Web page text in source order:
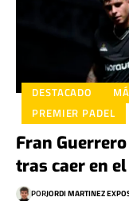
DESTACADO
PREMIER PADEL
Fran
tras caer en el
PORJORDI MARTINEZ